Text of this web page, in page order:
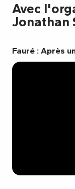
Avec
Jonathan
Fauré : Après